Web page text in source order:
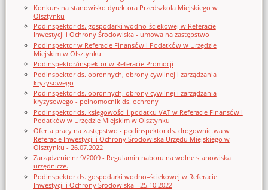
Konkurs na stanowisko dyrektora Przedszkola Miejskiego w
Olsztynku
Podinspektor ds. gospodarki wodno-ściekowej w Referacie
Inwestycji i Ochrony Środowiska - umowa na zastępstwo
Podinspektor w Referacie Finansów i Podatków w Urzędzie
Miejskim w Olsztynku
Podinspektor/inspektor w Referacie Promocji
Podinspektor ds. obronnych, obrony cywilnej i zarządzania
kryzysowego
Podinspektor ds. obronnych, obrony cywilnej i zarządzania
kryzysowego - pełnomocnik ds. ochrony
Podinspektor ds. księgowości i podatku VAT w Referacie Finansów i
Podatków w Urzędzie Miejskim w Olsztynku
Oferta pracy na zastępstwo - podinspektor ds. drogownictwa w
Referacie Inwestycji i Ochrony Środowiska Urzędu Miejskiego w
Olsztynku - 26.07.2022
Zarządzenie nr 9/2009 - Regulamin naboru na wolne stanowiska
urzędnicze.
Podinspektor ds. gospodarki wodno–ściekowej w Referacie
Inwestycji i Ochrony Środowiska - 25.10.2022